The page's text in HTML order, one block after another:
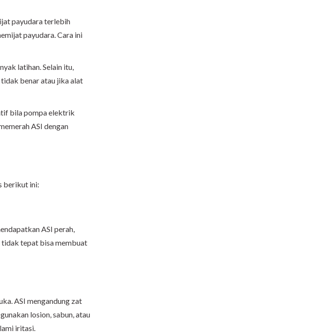
payudara terlebih
payudara. Cara ini
latihan. Selain itu,
benar atau jika alat
bila pompa elektrik
ASI dengan
berikut ini:
ASI perah,
tidak tepat bisa membuat
ASI mengandung zat
losion, sabun, atau
iritasi.